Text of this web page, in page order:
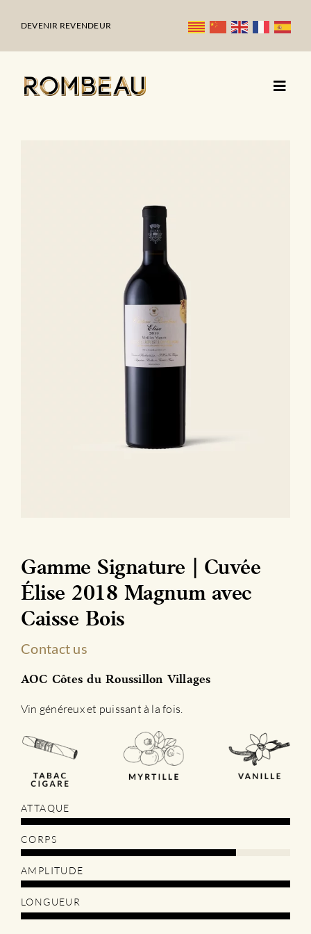
DEVENIR REVENDEUR
Gamme Signature | Cuvée
Élise 2018 Magnum avec
Caisse Bois
Contact us
AOC Côtes du Roussillon Villages
Vin généreux et puissant à la fois.
ATTAQUE
CORPS
AMPLITUDE
LONGUEUR